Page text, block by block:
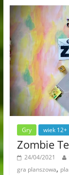
Gry wiek 12+
Zombie
24/04/2021
gra planszowa,